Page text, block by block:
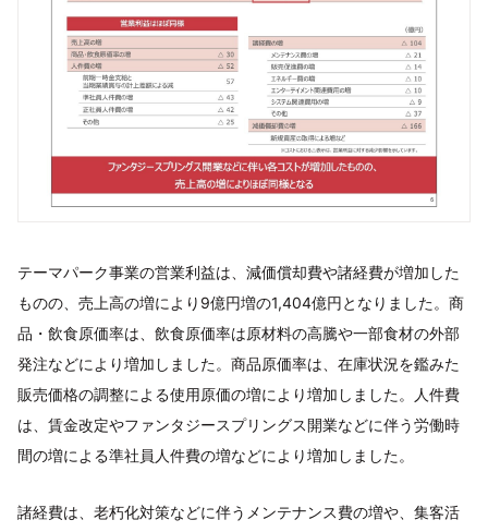
テーマパーク事業の営業利益は、減価償却費や諸経費が増加した
ものの、売上高の増により9億円増の1,404億円となりました。商
品・飲食原価率は、飲食原価率は原材料の高騰や一部食材の外部
発注などにより増加しました。商品原価率は、在庫状況を鑑みた
販売価格の調整による使用原価の増により増加しました。人件費
は、賃金改定やファンタジースプリングス開業などに伴う労働時
間の増による準社員人件費の増などにより増加しました。
諸経費は、老朽化対策などに伴うメンテナンス費の増や、集客活